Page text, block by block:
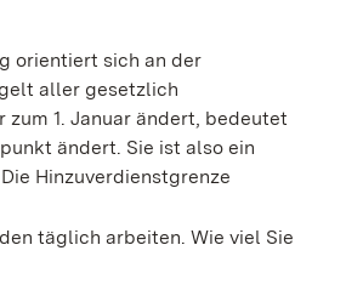
orientiert sich an der
aller gesetzlich
1. Januar ändert, bedeutet
ändert. Sie ist also ein
Hinzuverdienstgrenze
täglich arbeiten. Wie viel Sie